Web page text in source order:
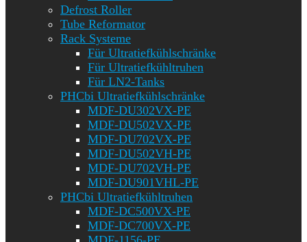
Defrost Roller
Tube Reformator
Rack Systeme
Für Ultratiefkühlschränke
Für Ultratiefkühltruhen
Für LN2-Tanks
PHCbi Ultratiefkühlschränke
MDF-DU302VX-PE
MDF-DU502VX-PE
MDF-DU702VX-PE
MDF-DU502VH-PE
MDF-DU702VH-PE
MDF-DU901VHL-PE
PHCbi Ultratiefkühltruhen
MDF-DC500VX-PE
MDF-DC700VX-PE